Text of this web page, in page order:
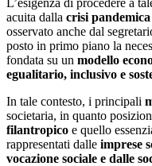
acuita dalla crisi pandemica
osservato anche dal
posto in primo piano la
fondata su un modello
egualitario, inclusivo e
In tale contesto, i principali
societaria, in quanto
filantropico e quello
rappresentati dalle imprese
vocazione sociale e dalle